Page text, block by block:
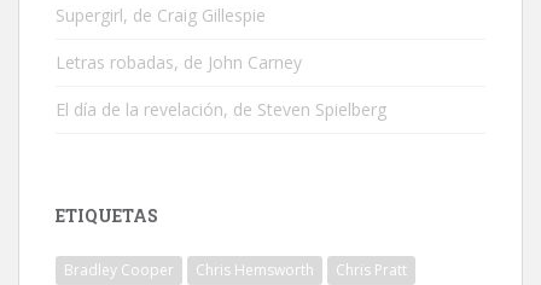
Supergirl, de Craig Gillespie
Letras robadas, de John Carney
El día de la revelación, de Steven Spielberg
ETIQUETAS
Bradley Cooper Chris Hemsworth
Chris Pratt